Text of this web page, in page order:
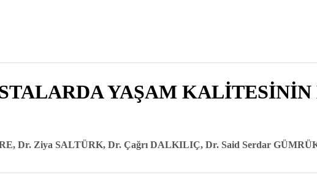
YAŞAM
Dr. Ziya SALTÜRK, Dr. Çağrı DALKILIÇ, Dr. Said Serdar